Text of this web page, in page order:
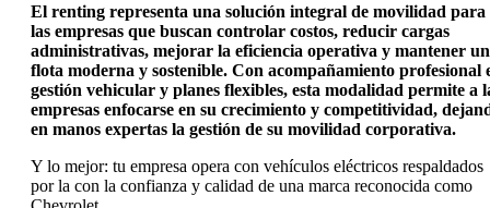
El renting representa una solución integral de movilidad para
las empresas que buscan controlar costos, reducir cargas
administrativas, mejorar la eficiencia operativa y mantener
flota moderna y sostenible. Con acompañamiento profesional
gestión vehicular y planes flexibles, esta modalidad permite a
empresas enfocarse en su crecimiento y competitividad,
en manos expertas la gestión de su movilidad corporativa.
Y lo mejor: tu empresa opera con vehículos eléctricos respaldados
por la con la confianza y calidad de una marca reconocida como